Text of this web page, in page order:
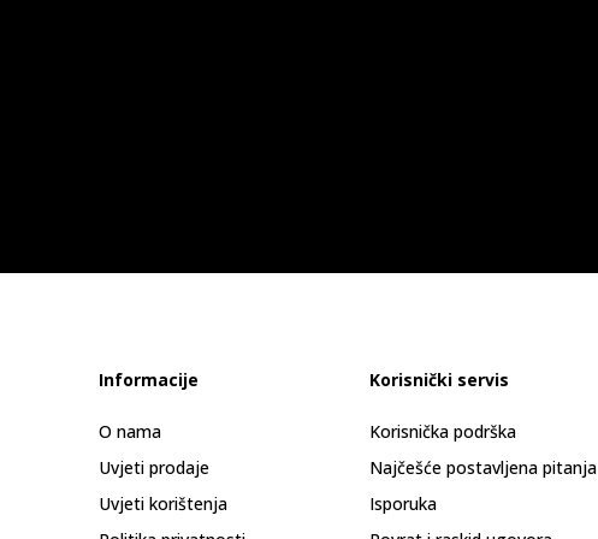
Informacije
O nama
Uvjeti prodaje
Uvjeti korištenja
Korisnički servis
Korisnička podrška
Najčešće postavljena pitanja
Isporuka